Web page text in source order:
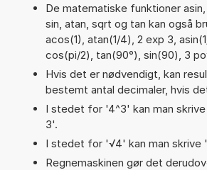
De matematiske funktioner
sin, atan, sqrt og tan kan også
acos(1), atan(1/4), 2 exp 3,
cos(pi/2), tan(90°), sin(90), 3
Hvis det er nødvendigt, kan
bestemt antal decimaler, hvis
I stedet for '4^3' kan man
3'.
I stedet for '√4' kan man skrive
Regnemaskinen gør det